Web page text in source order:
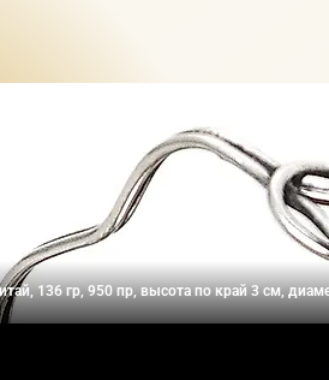
136 гр, 950 пр, высота по край 3 см,